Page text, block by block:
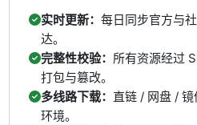
实时更新：每日同步官方与
达。
完整性校验： 所有资源经过
打包与篡改。
多线路下载： 直链 / 网盘 /
环境。